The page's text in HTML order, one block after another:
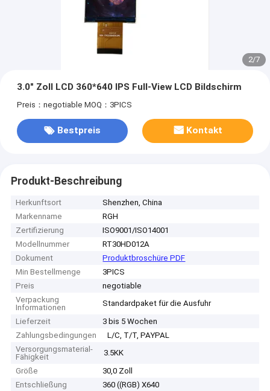
2/7
3.0" Zoll LCD 360*640 IPS Full-View LCD Bildschirm
Preis：negotiable MOQ：3PICS
Bestpreis Kontakt
Produkt-Beschreibung
Herkunftsort
Shenzhen, China
Markenname
RGH
Zertifizierung
ISO9001/ISO14001
Modellnummer
RT30HD012A
Dokument
Produktbroschüre PDF
Min Bestellmenge
3PICS
Preis
negotiable
Verpackung
Informationen
Standardpaket für die Ausfuhr
Lieferzeit
3 bis 5 Wochen
Zahlungsbedingungen
L/C, T/T, PAYPAL
Versorgungsmaterial-
Fähigkeit
3.5KK
Größe
30,0 Zoll
Entschließung
360 ((RGB) X640